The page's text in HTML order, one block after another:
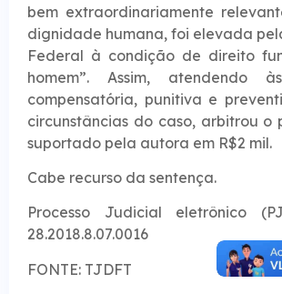
bem extraordinariamente
dignidade humana, foi elevada
Federal à condição de direito
homem”. Assim, atendendo
compensatória, punitiva e
circunstâncias do caso, arbitrou o
suportado pela autora em R$2 mil.
Cabe recurso da sentença.
Processo Judicial eletrônico
28.2018.8.07.0016
FONTE: TJDFT